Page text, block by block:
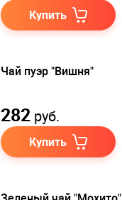
Купить
Чай пуэр "Вишня"
282 руб.
Купить